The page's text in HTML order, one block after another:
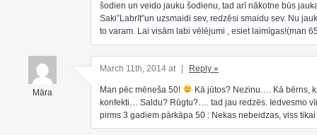
šodien un veido jauku šodienu, tad arī nākotne būs
Saki”Labrīt”un uzsmaidi sev, redzēsi smaidu sev. Nu
to varam. Lai visām labi vēlējumi , esiet laimīgas!(man
Māra
March 11th, 2014 at | Reply »
Man pēc mēneša 50!
Kā jūtos? Nezinu…. Kā bērns,
konfekti… Saldu? Rūgtu?…. tad jau redzēs. Iedvesmo
pirms 3 gadiem pārkāpa 50 : Nekas nebeidzas, viss